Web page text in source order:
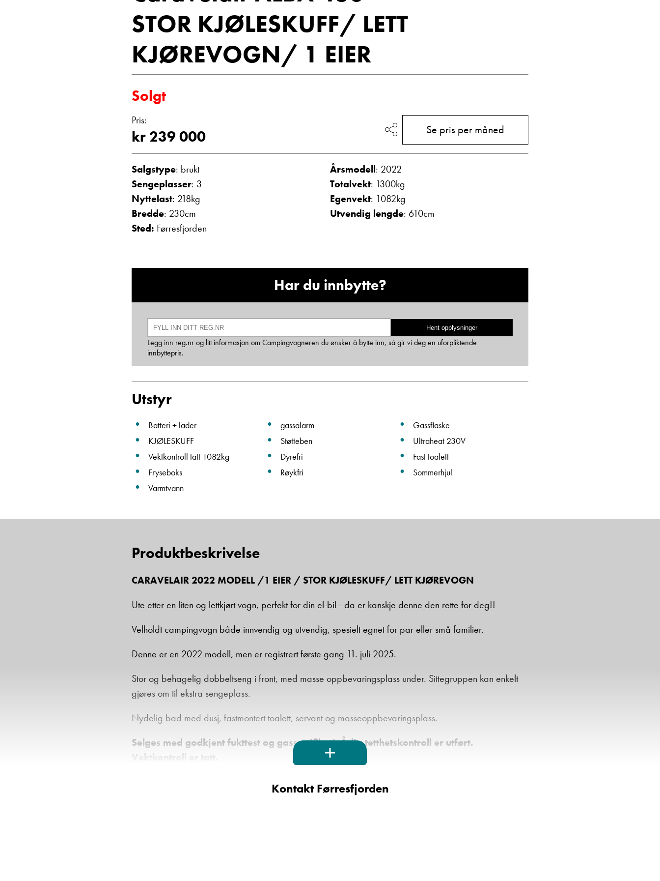
Vis epost
Vis epost
Vis telefon
Vis epost
Lurer du på noe? Spør!
Denne siden er beskyttet av reCAPTCHA og Google
STOR KJØLESKUFF/ LETT
KJØREVOGN/ 1 EIER
Solgt
Pris:
kr 239 000 Se pris per måned
Salgstype: brukt Årsmodell: 2022
Sengeplasser: 3 Totalvekt: 1300kg
Nyttelast: 218kg Egenvekt: 1082kg
Bredde: 230cm Utvendig lengde: 610cm
Sted: Førresfjorden
Har du innbytte?
Hent opplysninger
Legg inn reg.nr og litt informasjon om Campingvogneren du ønsker å bytte inn, så gir vi deg en uforpliktende
innbyttepris.
Utstyr
Batteri + lader gassalarm
Gassflaske
KJØLESKUFF
Støtteben
Ultraheat 230V
Vektkontroll tatt 1082kg
Dyrefri
Fast toalett
Fryseboks
Røykfri
Sommerhjul
Varmtvann
Produktbeskrivelse
CARAVELAIR 2022 MODELL /1 EIER / STOR KJØLESKUFF/ LETT KJØREVOGN
Ute etter en liten og lettkjørt vogn, perfekt for din el-bil - da er kanskje denne den rette for deg!!
Velholdt campingvogn både innvendig og utvendig, spesielt egnet for par eller små familier.
Denne er en 2022 modell, men er registrert første gang 11. juli 2025.
Stor og behagelig dobbeltseng i front, med masse oppbevaringsplass under. Sittegruppen kan enkelt
gjøres om til ekstra sengeplass.
Nydelig bad med dusj, fastmontert toalett, servant og masseoppbevaringsplass.
Selges med godkjent fukttest og gassertifikat! Årlig tetthetskontroll er utført.
Vektkontroll er tatt.
Kontakt Førresfjorden